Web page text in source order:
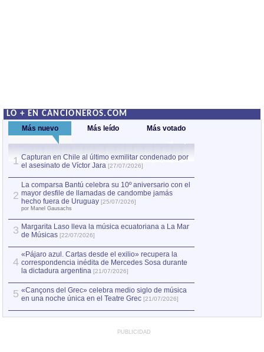
LO + EN CANCIONEROS.COM
Más nuevo Más leído Más votado
1 Capturan en Chile al último exmilitar condenado por
el asesinato de Víctor Jara [27/07/2026]
2
La comparsa Bantú celebra su 10º aniversario con el
mayor desfile de llamadas de candombe jamás
hecho fuera de Uruguay [25/07/2026]
por Manel Gausachs
3 Margarita Laso lleva la música ecuatoriana a La Mar
de Músicas [22/07/2026]
4
«Pájaro azul. Cartas desde el exilio» recupera la
correspondencia inédita de Mercedes Sosa durante
la dictadura argentina [21/07/2026]
5 «Cançons del Grec» celebra medio siglo de música
en una noche única en el Teatre Grec [21/07/2026]
PUBLICIDAD